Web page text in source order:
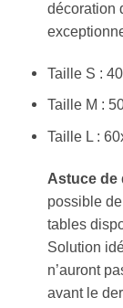
décoration
Taille S :
Taille M :
Taille L :
Astuce de
possible
tables
Solution
n’auront
avant le